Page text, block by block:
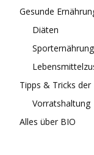
Gesunde
Diäten
Sporternährung
Tipps & Tricks der
Vorratshaltung
Alles über BIO